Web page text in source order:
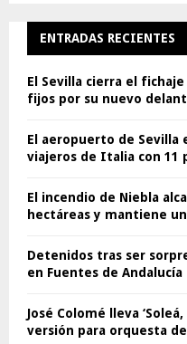
ENTRADAS RECIENTES
El Sevilla cierra el
fijos por su nuevo
El aeropuerto de Sevilla
viajeros de Italia con 11
El incendio de Niebla
hectáreas y mantiene
Detenidos tras ser
en Fuentes de Andalucía
José Colomé lleva
versión para orquesta